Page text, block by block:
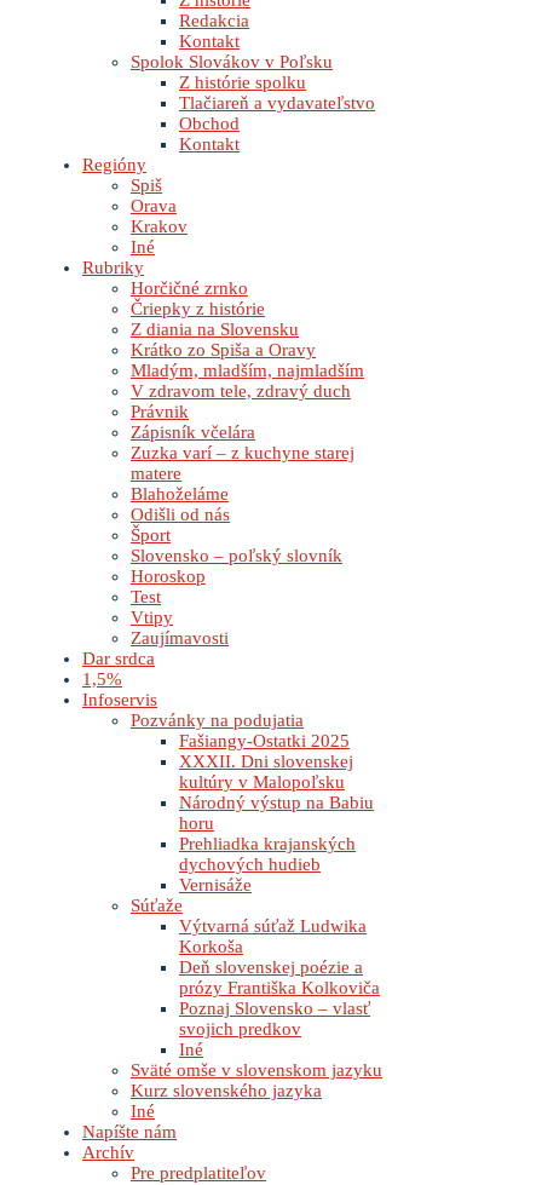
Redakcia
Kontakt
Spolok Slovákov v Poľsku
Z histórie spolku
Tlačiareň a vydavateľstvo
Obchod
Kontakt
Regióny
Spiš
Orava
Krakov
Iné
Rubriky
Horčičné zrnko
Čriepky z histórie
Z diania na Slovensku
Krátko zo Spiša a Oravy
Mladým, mladším, najmladším
V zdravom tele, zdravý duch
Právnik
Zápisník včelára
Zuzka varí – z kuchyne starej
matere
Blahoželáme
Odišli od nás
Šport
Slovensko – poľský slovník
Horoskop
Test
Vtipy
Zaujímavosti
Dar srdca
1,5%
Infoservis
Pozvánky na podujatia
Fašiangy-Ostatki 2025
XXXII. Dni slovenskej
kultúry v Malopoľsku
Národný výstup na Babiu
horu
Prehliadka krajanských
dychových hudieb
Vernisáže
Súťaže
Výtvarná súťaž Ludwika
Korkoša
Deň slovenskej poézie a
prózy Františka Kolkoviča
Poznaj Slovensko – vlasť
svojich predkov
Iné
Sväté omše v slovenskom jazyku
Kurz slovenského jazyka
Iné
Napíšte nám
Archív
Pre predplatiteľov